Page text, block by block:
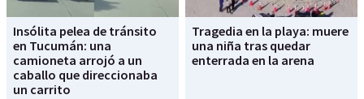
Insólita pelea de tránsito
en Tucumán: una
camioneta arrojó a un
caballo que direccionaba
un carrito
Tragedia en la playa: muere
una niña tras quedar
enterrada en la arena